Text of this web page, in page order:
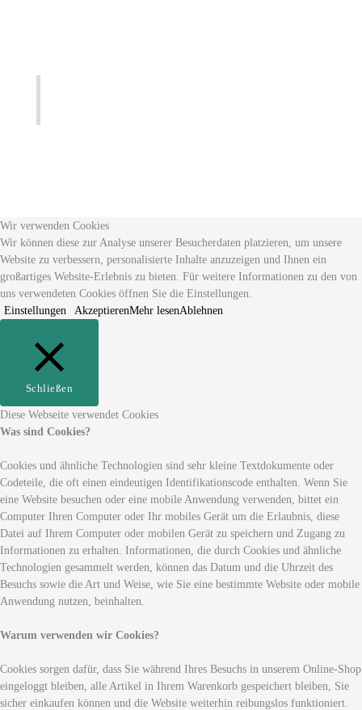
Wir verwenden Cookies
Wir können diese zur Analyse unserer Besucherdaten platzieren, um unsere
Website zu verbessern, personalisierte Inhalte anzuzeigen und Ihnen ein
großartiges Website-Erlebnis zu bieten. Für weitere Informationen zu den von
uns verwendeten Cookies öffnen Sie die Einstellungen.
Einstellungen
AkzeptierenMehr lesenAblehnen
Schließen
Diese Webseite verwendet Cookies
Was sind Cookies?
Cookies und ähnliche Technologien sind sehr kleine Textdokumente oder
Codeteile, die oft einen eindeutigen Identifikationscode enthalten. Wenn Sie
eine Website besuchen oder eine mobile Anwendung verwenden, bittet ein
Computer Ihren Computer oder Ihr mobiles Gerät um die Erlaubnis, diese
Datei auf Ihrem Computer oder mobilen Gerät zu speichern und Zugang zu
Informationen zu erhalten. Informationen, die durch Cookies und ähnliche
Technologien gesammelt werden, können das Datum und die Uhrzeit des
Besuchs sowie die Art und Weise, wie Sie eine bestimmte Website oder mobile
Anwendung nutzen, beinhalten.
Warum verwenden wir Cookies?
Cookies sorgen dafür, dass Sie während Ihres Besuchs in unserem Online-Shop
eingeloggt bleiben, alle Artikel in Ihrem Warenkorb gespeichert bleiben, Sie
sicher einkaufen können und die Website weiterhin reibungslos funktioniert.